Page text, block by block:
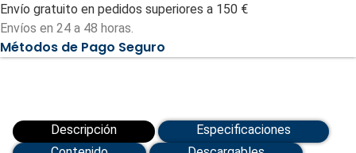
2
Megapíxel
(1920x1080)
(XS-
IPB225A-
Envío gratuito en pedidos superiores a 150 €
Envíos en 24 a 48 horas.
Métodos de Pago Seguro
Descripción
Especificaciones